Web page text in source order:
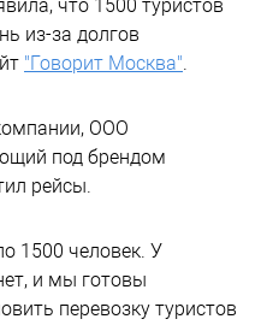
что 1500 туристов
из-за долгов
"Говорит Москва".
ООО
под брендом
рейсы.
1500 человек. У
и мы готовы
перевозку туристов